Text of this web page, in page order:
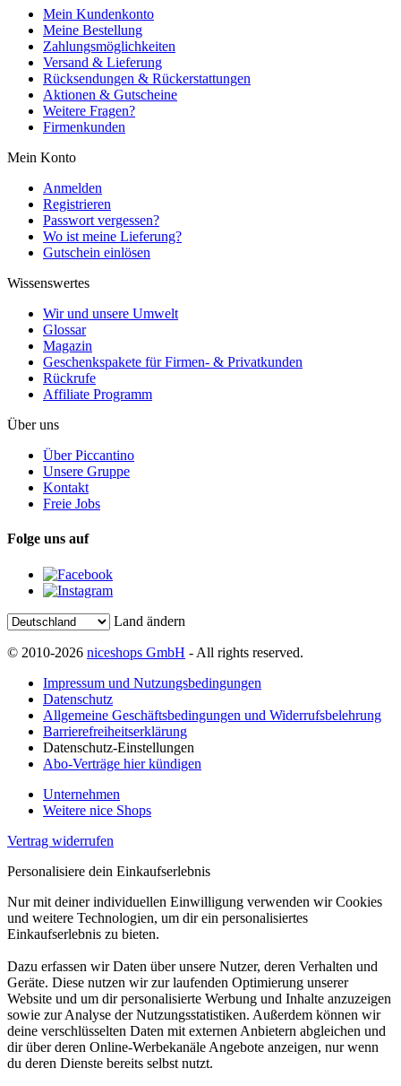
Mein Kundenkonto
Meine Bestellung
Zahlungsmöglichkeiten
Versand & Lieferung
Rücksendungen & Rückerstattungen
Aktionen & Gutscheine
Weitere Fragen?
Firmenkunden
Mein Konto
Anmelden
Registrieren
Passwort vergessen?
Wo ist meine Lieferung?
Gutschein einlösen
Wissenswertes
Wir und unsere Umwelt
Glossar
Magazin
Geschenkspakete für Firmen- & Privatkunden
Rückrufe
Affiliate Programm
Über uns
Über Piccantino
Unsere Gruppe
Kontakt
Freie Jobs
Folge uns auf
Land ändern
© 2010-2026 niceshops GmbH - All rights reserved.
Impressum und Nutzungsbedingungen
Datenschutz
Allgemeine Geschäftsbedingungen und Widerrufsbelehrung
Barrierefreiheitserklärung
Datenschutz-Einstellungen
Abo-Verträge hier kündigen
Unternehmen
Weitere nice Shops
Vertrag widerrufen
Personalisiere dein Einkaufserlebnis
Nur mit deiner individuellen Einwilligung verwenden wir Cookies
und weitere Technologien, um dir ein personalisiertes
Einkaufserlebnis zu bieten.
Dazu erfassen wir Daten über unsere Nutzer, deren Verhalten und
Geräte. Diese nutzen wir zur laufenden Optimierung unserer
Website und um dir personalisierte Werbung und Inhalte anzuzeigen
sowie zur Analyse der Nutzungsstatistiken. Außerdem können wir
deine verschlüsselten Daten mit externen Anbietern abgleichen und
dir über deren Online-Werbekanäle Angebote anzeigen, nur wenn
du deren Dienste bereits selbst nutzt.